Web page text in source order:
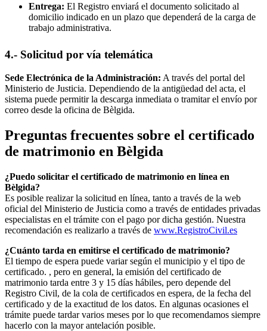
Entrega: El Registro enviará el documento solicitado al
domicilio indicado en un plazo que dependerá de la carga de
trabajo administrativa.
4.- Solicitud por vía telemática
Sede Electrónica de la Administración: A través del portal del
Ministerio de Justicia. Dependiendo de la antigüedad del acta, el
sistema puede permitir la descarga inmediata o tramitar el envío por
correo desde la oficina de Bèlgida.
Preguntas frecuentes sobre el certificado
de matrimonio en Bèlgida
¿Puedo solicitar el certificado de matrimonio en línea en
Bèlgida?
Es posible realizar la solicitud en línea, tanto a través de la web
oficial del Ministerio de Justicia como a través de entidades privadas
especialistas en el trámite con el pago por dicha gestión. Nuestra
recomendación es realizarlo a través de www.RegistroCivil.es
¿Cuánto tarda en emitirse el certificado de matrimonio?
El tiempo de espera puede variar según el municipio y el tipo de
certificado. , pero en general, la emisión del certificado de
matrimonio tarda entre 3 y 15 días hábiles, pero depende del
Registro Civil, de la cola de certificados en espera, de la fecha del
certificado y de la exactitud de los datos. En algunas ocasiones el
trámite puede tardar varios meses por lo que recomendamos siempre
hacerlo con la mayor antelación posible.